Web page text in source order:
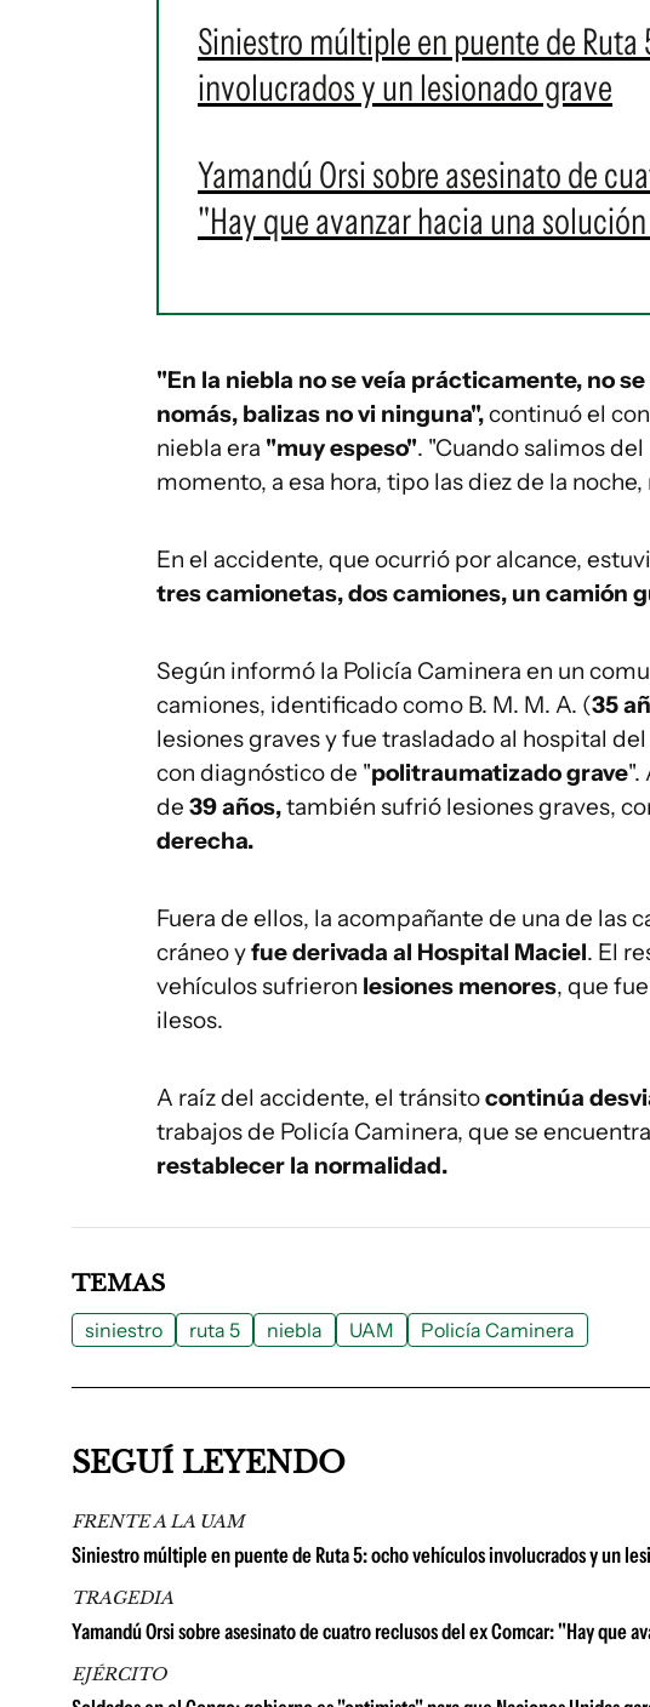
Siniestro múltiple en puente de
involucrados y un lesionado grave
Yamandú Orsi sobre asesinato de
"Hay que avanzar hacia una
"En la niebla no se veía prácticamente, no
nomás, balizas no vi ninguna",continuó el
niebla era "muy espeso". "Cuando salimos
momento, a esa hora, tipo las diez de la
En el accidente, que ocurrió por alcance,
tres camionetas, dos camiones, un camión
Según informó la Policía Caminera en un
camiones, identificado como B. M. M. A. (35
lesiones graves y fue trasladado al hospital
con diagnóstico de "politraumatizado grave".
de 39 años,también sufrió lesiones graves,
derecha.
Fuera de ellos, la acompañante de una de las
cráneo yfue derivada al Hospital Maciel. El
vehículos sufrieron lesiones menores, que
ilesos.
A raíz del accidente, el tránsitocontinúa
trabajos de Policía Caminera, que se
restablecer la normalidad.
TEMAS
siniestro ruta 5 niebla UAM Policía Caminera
SEGUÍ LEYENDO
FRENTE A LA UAM
Siniestro múltiple en puente de Ruta 5: ocho vehículos involucrados y un
TRAGEDIA
Yamandú Orsi sobre asesinato de cuatro reclusos del ex Comcar: "Hay que
EJÉRCITO